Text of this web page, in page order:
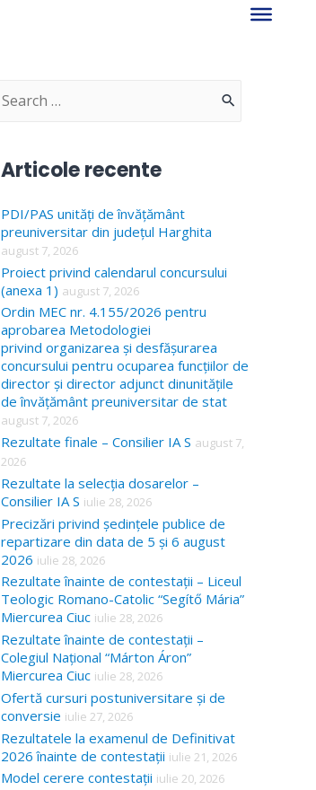
S
c
h
f
o
r
:
Articole recente
PDI/PAS unități de învățământ
preuniversitar din județul Harghita
august 7, 2026
Proiect privind calendarul concursului
(anexa 1) august 7, 2026
Ordin MEC nr. 4.155/2026 pentru
aprobarea Metodologiei
privind organizarea și desfășurarea
concursului pentru ocuparea funcțiilor de
director și director adjunct dinunitățile
de învățământ preuniversitar de stat
august 7, 2026
Rezultate finale – Consilier IA S august 7,
2026
Rezultate la selecția dosarelor –
Consilier IA S iulie 28, 2026
Precizări privind ședințele publice de
repartizare din data de 5 și 6 august
2026 iulie 28, 2026
Rezultate înainte de contestații – Liceul
Teologic Romano-Catolic “Segítő Mária”
Miercurea Ciuc iulie 28, 2026
Rezultate înainte de contestații –
Colegiul Național “Márton Áron”
Miercurea Ciuc iulie 28, 2026
Ofertă cursuri postuniversitare și de
conversie iulie 27, 2026
Rezultatele la examenul de Definitivat
2026 înainte de contestații iulie 21, 2026
Model cerere contestații iulie 20, 2026